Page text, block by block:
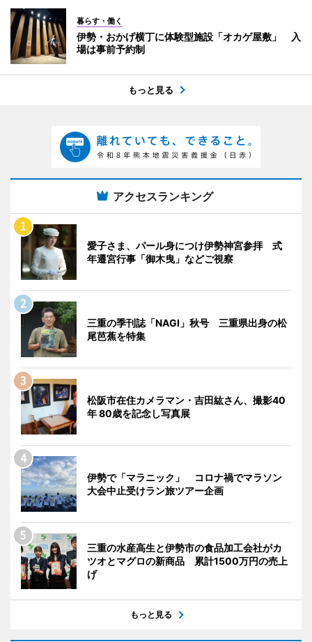
暮らす・働く
伊勢・おかげ横丁に体験型施設「オカゲ屋敷」 入
場は事前予約制
もっと見る
アクセスランキング
愛子さま、パール身につけ伊勢神宮参拝 式
年遷宮行事「御木曳」などご視察
三重の季刊誌「NAGI」秋号 三重県出身の松
尾芭蕉を特集
松阪市在住カメラマン・吉田紘さん、撮影40
年 80歳を記念し写真展
伊勢で「マラニック」 コロナ禍でマラソン
大会中止受けラン旅ツアー企画
三重の水産高生と伊勢市の食品加工会社がカ
ツオとマグロの新商品 累計1500万円の売上
げ
もっと見る